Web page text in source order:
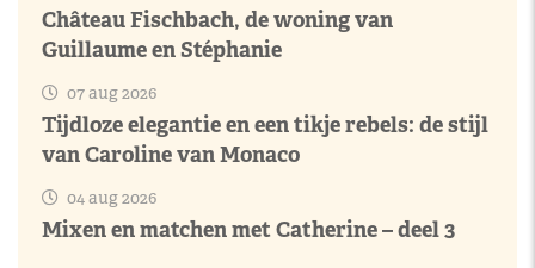
Château Fischbach, de woning van
Guillaume en Stéphanie
07 aug 2026
Tijdloze elegantie en een tikje rebels: de stijl
van Caroline van Monaco
04 aug 2026
Mixen en matchen met Catherine – deel 3